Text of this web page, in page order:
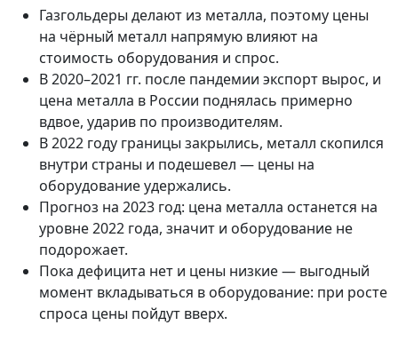
Газгольдеры делают из металла, поэтому цены
на чёрный металл напрямую влияют на
стоимость оборудования и спрос.
В 2020–2021 гг. после пандемии экспорт вырос, и
цена металла в России поднялась примерно
вдвое, ударив по производителям.
В 2022 году границы закрылись, металл скопился
внутри страны и подешевел — цены на
оборудование удержались.
Прогноз на 2023 год: цена металла останется на
уровне 2022 года, значит и оборудование не
подорожает.
Пока дефицита нет и цены низкие — выгодный
момент вкладываться в оборудование: при росте
спроса цены пойдут вверх.